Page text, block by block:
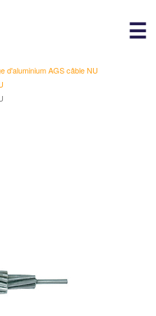
☰
d'aluminium AGS câble NU